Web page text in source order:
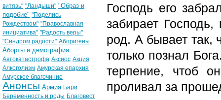
Господь его
забирает
род. А бывает так,
только познал
терпение, чтоб
проливал за
витязь" "Ландыши" "Образ и
подобие" "Поделись
Рождеством" "Православная
инициатива" "Радость веры"
"Синдром радости" Аборигены
Аборты и демография
Автокатастрофа Аксиос Акция
Алкоголизм Амурская епархия
Амурское благочиние
Анонсы Армия Бари
Беременность и роды Благовест